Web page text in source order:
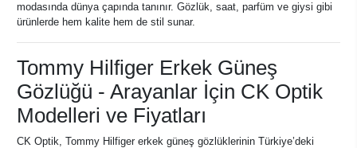
modasında dünya çapında tanınır. Gözlük, saat, parfüm ve giysi gibi
ürünlerde hem kalite hem de stil sunar.
Tommy Hilfiger Erkek Güneş
Gözlüğü - Arayanlar İçin CK Optik
Modelleri ve Fiyatları
CK Optik, Tommy Hilfiger erkek güneş gözlüklerinin Türkiye’deki